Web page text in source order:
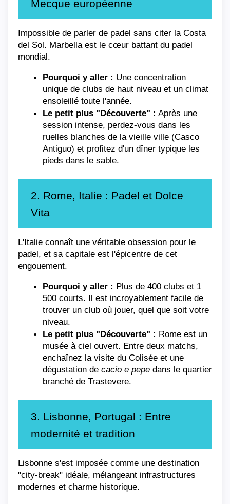
Mecque européenne
Impossible de parler de padel sans citer la Costa
del Sol. Marbella est le cœur battant du padel
mondial.
Pourquoi y aller : Une concentration
unique de clubs de haut niveau et un climat
ensoleillé toute l'année.
Le petit plus "Découverte" : Après une
session intense, perdez-vous dans les
ruelles blanches de la vieille ville (Casco
Antiguo) et profitez d'un dîner typique les
pieds dans le sable.
2. Rome, Italie : Padel et Dolce
Vita
L'Italie connaît une véritable obsession pour le
padel, et sa capitale est l'épicentre de cet
engouement.
Pourquoi y aller : Plus de 400 clubs et 1
500 courts. Il est incroyablement facile de
trouver un club où jouer, quel que soit votre
niveau.
Le petit plus "Découverte" : Rome est un
musée à ciel ouvert. Entre deux matchs,
enchaînez la visite du Colisée et une
dégustation de cacio e pepe dans le quartier
branché de Trastevere.
3. Lisbonne, Portugal : Entre
modernité et tradition
Lisbonne s'est imposée comme une destination
"city-break" idéale, mélangeant infrastructures
modernes et charme historique.